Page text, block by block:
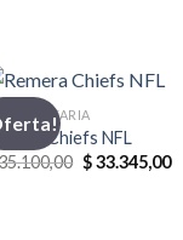
Chiefs NFL
El
precio
$33.345,00El